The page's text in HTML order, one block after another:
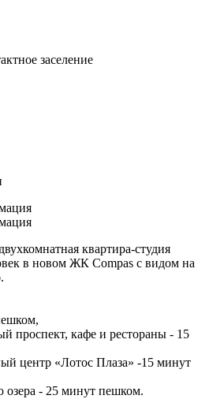
заселение
квартира-студия
в новом ЖК Compas с видом на
проспект, кафе и рестораны - 15
центр «Лотос Плаза» -15 минут
озера - 25 минут пешком.